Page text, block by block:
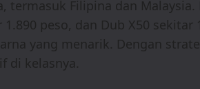
termasuk Filipina dan Malaysia.
peso, dan Dub X50 sekitar
yang menarik. Dengan
di kelasnya.